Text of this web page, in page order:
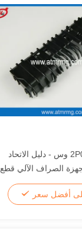
أسود 2P004405-001 وس - دليل الاتحاد
الصراف الآلي قطع
الصراف الآلي
أفضل سعر